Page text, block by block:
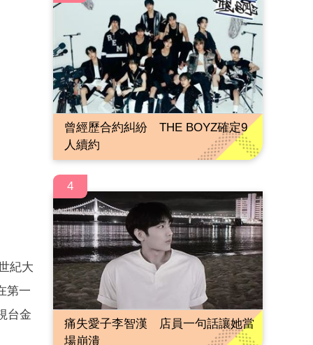
紀大
第一
台金
曾經歷合約糾紛 THE BOYZ確定9
人續約
4
痛失愛子李智漢 店員一句話讓她當
場崩潰